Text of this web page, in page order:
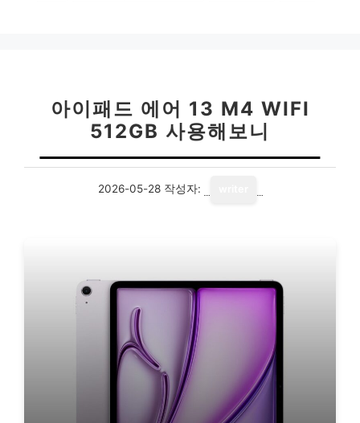
아이패드 에어 13 M4 WIFI
512GB 사용해보니
2026-05-28 작성자: